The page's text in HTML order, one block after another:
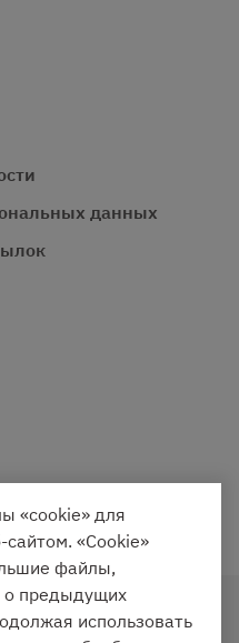
данных
Стол.
Studio
«cookie» для
«Cookie»
файлы,
предыдущих
использовать